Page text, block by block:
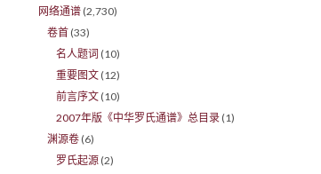
网络通谱 (2,730)
卷首 (33)
名人题词 (10)
重要图文 (12)
前言序文 (10)
2007年版《中华罗氏通谱》总目录 (1)
渊源卷 (6)
罗氏起源 (2)